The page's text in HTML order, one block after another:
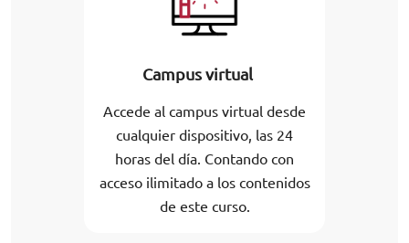
Campus virtual
Accede al campus virtual desde
cualquier dispositivo, las 24
horas del día. Contando con
acceso ilimitado a los contenidos
de este curso.